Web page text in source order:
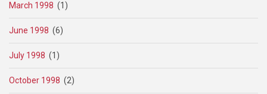
March 1998 (1)
June 1998 (6)
July 1998 (1)
October 1998 (2)